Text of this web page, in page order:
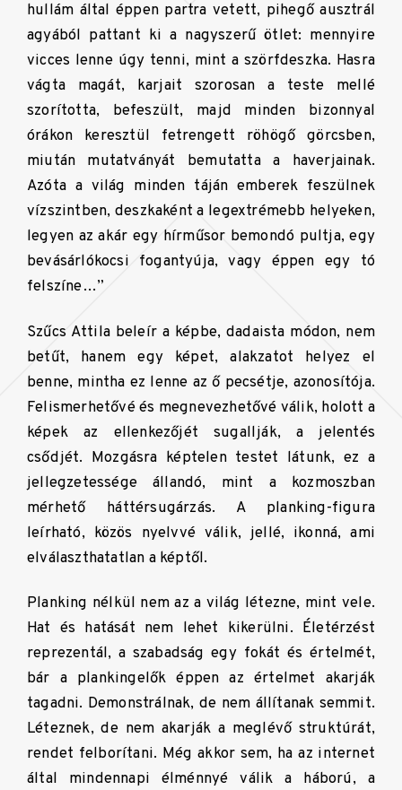
hullám által éppen partra vetett, pihegő ausztrál
agyából pattant ki a nagyszerű ötlet: mennyire
vicces lenne úgy tenni, mint a szörfdeszka. Hasra
vágta magát, karjait szorosan a teste mellé
szorította, befeszült, majd minden bizonnyal
órákon keresztül fetrengett röhögő görcsben,
miután mutatványát bemutatta a haverjainak.
Azóta a világ minden táján emberek feszülnek
vízszintben, deszkaként a legextrémebb helyeken,
legyen az akár egy hírműsor bemondó pultja, egy
bevásárlókocsi fogantyúja, vagy éppen egy tó
felszíne…”
Szűcs Attila beleír a képbe, dadaista módon, nem
betűt, hanem egy képet, alakzatot helyez el
benne, mintha ez lenne az ő pecsétje, azonosítója.
Felismerhetővé és megnevezhetővé válik, holott a
képek az ellenkezőjét sugallják, a jelentés
csődjét. Mozgásra képtelen testet látunk, ez a
jellegzetessége állandó, mint a kozmoszban
mérhető háttérsugárzás. A planking-figura
leírható, közös nyelvvé válik, jellé, ikonná, ami
elválaszthatatlan a képtől.
Planking nélkül nem az a világ létezne, mint vele.
Hat és hatását nem lehet kikerülni. Életérzést
reprezentál, a szabadság egy fokát és értelmét,
bár a plankingelők éppen az értelmet akarják
tagadni. Demonstrálnak, de nem állítanak semmit.
Léteznek, de nem akarják a meglévő struktúrát,
rendet felborítani. Még akkor sem, ha az internet
által mindennapi élménnyé válik a háború, a